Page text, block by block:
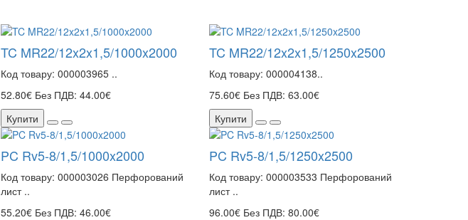
TC MR22/12x2x1,5/1000x2000
Код товару: 000003965 ..
52.80€ Без ПДВ: 44.00€
Купити
TC MR22/12x2x1,5/1250x2500
Код товару: 000004138..
75.60€ Без ПДВ: 63.00€
Купити
PC Rv5-8/1,5/1000x2000
Код товару: 000003026 Перфорований
лист ..
55.20€ Без ПДВ: 46.00€
PC Rv5-8/1,5/1250x2500
Код товару: 000003533 Перфорований
лист ..
96.00€ Без ПДВ: 80.00€